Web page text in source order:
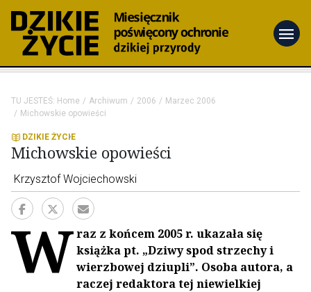
menu
TU JESTEŚ: Home Archiwum 2006
Marzec 2006
Michowskie opowieści
DZIKIE ŻYCIE
Michowskie opowieści
Krzysztof Wojciechowski
Wraz z końcem 2005 r. ukazała się
książka pt. „Dziwy spod strzechy i
wierzbowej dziupli”. Osoba autora, a
raczej redaktora tej niewielkiej